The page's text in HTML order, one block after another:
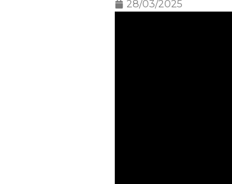
28/03/2025